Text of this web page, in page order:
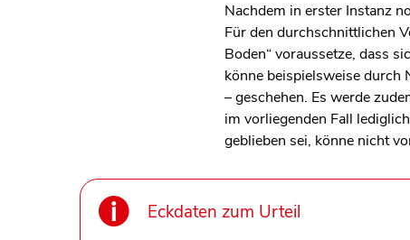
Nachdem in erster Instanz
Für den durchschnittlichen
Boden“ voraussetze, dass
könne beispielsweise durch
– geschehen. Es werde
im vorliegenden Fall
geblieben sei, könne nicht
Eckdaten zum Urteil